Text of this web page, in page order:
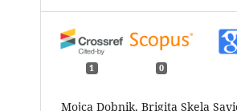
1 0
Mojca Dobnik, Brigita Skela